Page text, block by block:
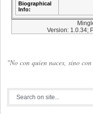
Biographical
Info:
Version: 1.0.34;
"No con quien naces, sino